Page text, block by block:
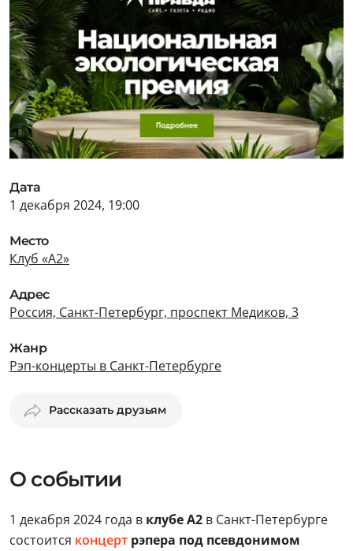
Дата
1 декабря 2024, 19:00
Место
Клуб «А2»
Адрес
Россия, Санкт-Петербург, проспект Медиков, 3
Жанр
Рэп-концерты в Санкт-Петербурге
Рассказать друзьям
О событии
1 декабря 2024 года в клубе А2 в Санкт-Петербурге
состоится концерт рэпера под псевдонимом